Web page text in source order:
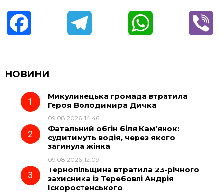
c
e
o
o
e
g
r
a
t
p
НОВИНИ
Микулинецька громада втратила
Героя Володимира Дичка
09.08.2026, 14:46
Фатальний обгін біля Кам’янок:
судитимуть водія, через якого
загинула жінка
09.08.2026, 12:09
Тернопільщина втратила 23-річного
захисника із Теребовлі Андрія
Іскоростенського